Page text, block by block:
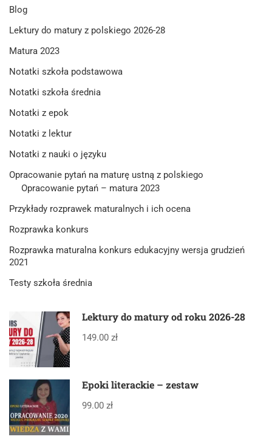
Blog
Lektury do matury z polskiego 2026-28
Matura 2023
Notatki szkoła podstawowa
Notatki szkoła średnia
Notatki z epok
Notatki z lektur
Notatki z nauki o języku
Opracowanie pytań na maturę ustną z polskiego
Opracowanie pytań – matura 2023
Przykłady rozprawek maturalnych i ich ocena
Rozprawka konkurs
Rozprawka maturalna konkurs edukacyjny wersja grudzień
2021
Testy szkoła średnia
Lektury do matury od roku 2026-28
149.00 zł
Epoki literackie – zestaw
99.00 zł